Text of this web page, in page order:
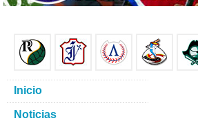
Inicio
Noticias